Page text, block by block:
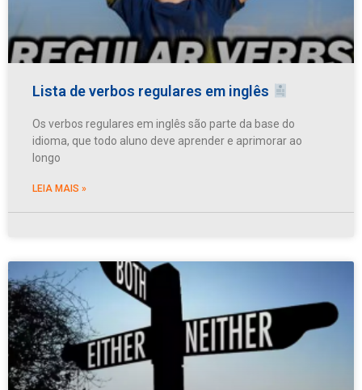
Lista de verbos regulares em inglês
Os verbos regulares em inglês são parte da base do
idioma, que todo aluno deve aprender e aprimorar ao
longo
LEIA MAIS »